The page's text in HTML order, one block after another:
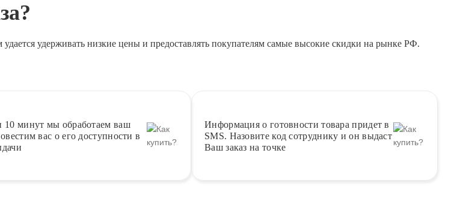
удерживать низкие цены и предоставлять покупателям самые высокие скидки на рынке РФ.
10 минут мы обработаем ваш
вас о его доступности в
Информация о готовности товара придет в
SMS. Назовите код сотруднику и он выдаст
Ваш заказ на точке